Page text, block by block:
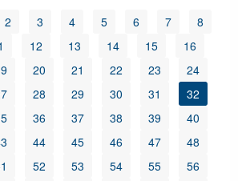
2 3 4 5 6 7
8
12 13 14 15
16
20 21 22 23
24
28 29 30 31
32
36 37 38 39
40
44 45 46 47
48
52 53 54 55
56